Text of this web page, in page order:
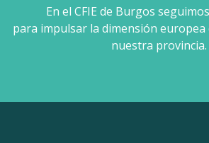
En el CFIE de Burgos
para impulsar la dimensión europea
nuestra provincia.